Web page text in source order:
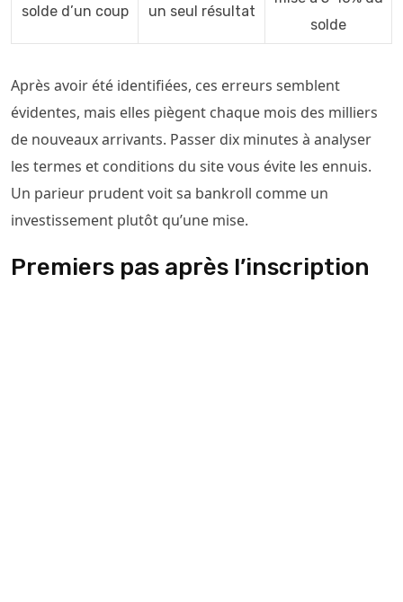
solde d’un coup
un seul résultat
solde
Après avoir été identifiées, ces erreurs semblent
évidentes, mais elles piègent chaque mois des milliers
de nouveaux arrivants. Passer dix minutes à analyser
les termes et conditions du site vous évite les ennuis.
Un parieur prudent voit sa bankroll comme un
investissement plutôt qu’une mise.
Premiers pas après l’inscription